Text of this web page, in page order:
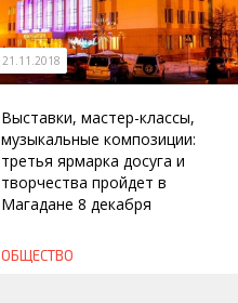
21.11.2018
Выставки, мастер-классы,
музыкальные композиции:
третья ярмарка досуга и
творчества пройдет в
Магадане 8 декабря
ОБЩЕСТВО